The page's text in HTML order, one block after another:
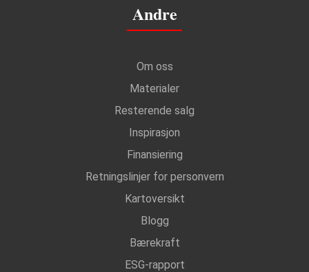
Andre
Om oss
Materialer
Resterende salg
Inspirasjon
Finansiering
Retningslinjer for personvern
Kartoversikt
Blogg
Bærekraft
ESG-rapport